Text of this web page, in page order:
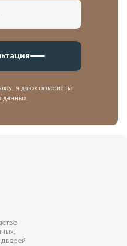
я даю согласие на
данных.